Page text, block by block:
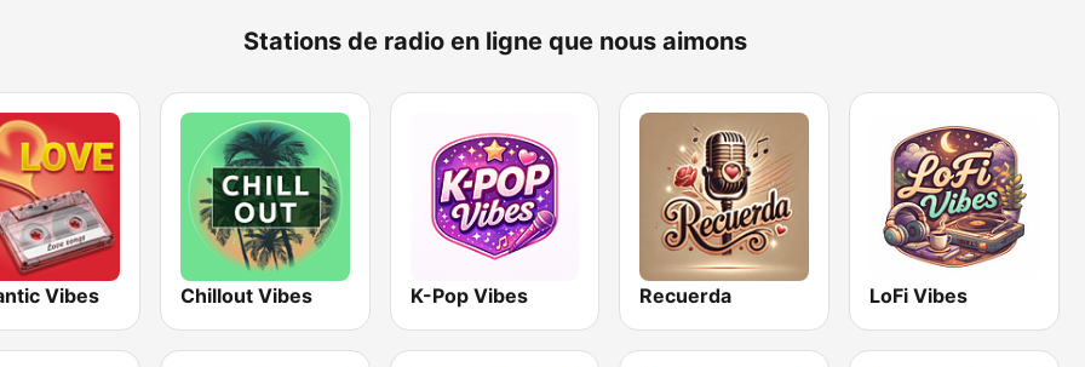
Stations de radio en ligne que nous aimons
Vibes Chillout Vibes K-Pop Vibes Recuerda LoFi Vibes